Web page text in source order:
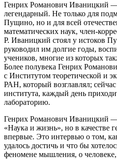
Генрих Романович Иваницкий —
легендарный. Не только для
Пущино, но и для всей
математических наук, член-
Р. Иваницкий стоял у истоков
руководил им долгие годы,
учеников, многие из которых
Более полувека Генрих
с Институтом теоретической и
РАН, который возглавлял;
института, каждый день
лабораторию.
Генрих Романович Иваницкий
«Наука и жизнь», но в качестве
впервые. Это интервью о том,
удалось достичь и что бы
феномене мышления, о